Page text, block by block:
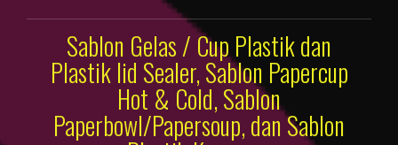
Sablon Gelas / Cup Plastik dan
Plastik lid Sealer, Sablon Papercup
Hot & Cold, Sablon
Paperbowl/Papersoup, dan Sablon